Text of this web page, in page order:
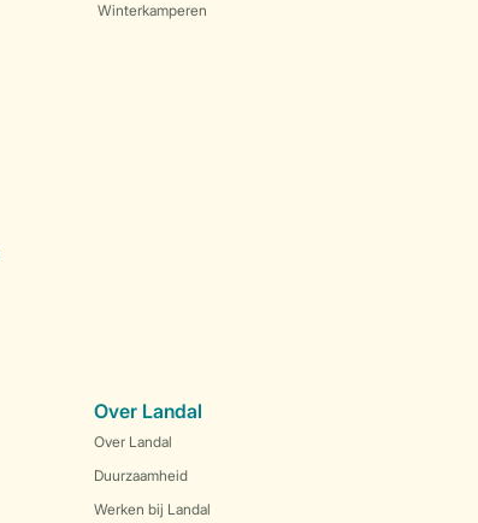
Winterkamperen
Over Landal
Over Landal
Duurzaamheid
Werken bij Landal